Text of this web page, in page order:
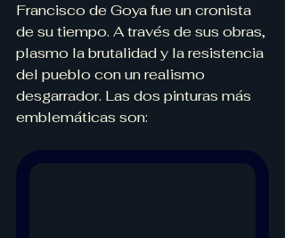
Francisco de Goya fue un cronista
de su tiempo. A través de sus obras,
plasmo la brutalidad y la resistencia
del pueblo con un realismo
desgarrador. Las dos pinturas más
emblemáticas son: